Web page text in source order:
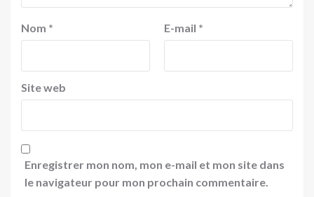
Nom * E-mail *
Site web
Enregistrer mon nom, mon e-mail et mon site dans
le navigateur pour mon prochain commentaire.